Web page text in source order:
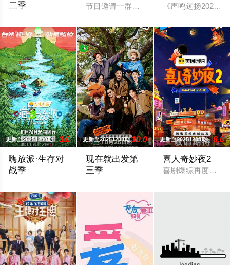
二季
节目邀请一群创业者深入呼伦贝尔鄂伦春
《声鸣远扬2025
更新至20251208期 3.0
嗨放派·生存对
战季
更新至20251208期 10.0
现在就出发第
三季
更新至20251208期 8.0
喜人奇妙夜2
喜剧爆综再度来袭